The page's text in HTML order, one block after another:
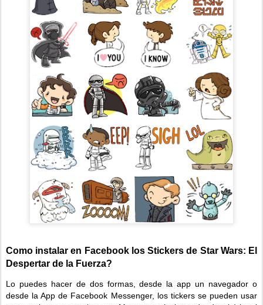
Como instalar en Facebook los Stickers de Star Wars: El
Despertar de la Fuerza?
Lo puedes hacer de dos formas, desde la app un navegador o
desde la App de Facebook Messenger, los tickers se pueden usar